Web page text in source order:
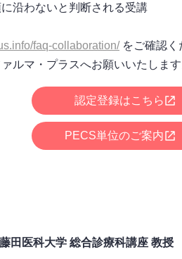
沿わないと判断される受講
faq-collaboration/をご確認く
ルマ・プラスへお願いいたします
認定登録はこちら
PECS単位のご案内
田医科大学 総合診療科講座 教授